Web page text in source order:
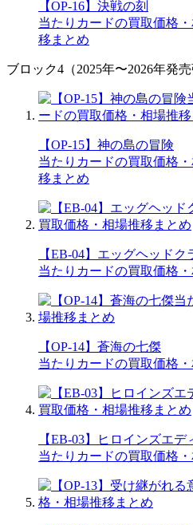
【OP-16】決戦の刻
当たりカードの買取価格
移まとめ
ブロック4（2025年〜2026年発売
【OP-15】神の島の冒険
当たりカードの買取価格
移まとめ
【EB-04】エッグヘッドク
当たりカードの買取価格
【OP-14】蒼海の七傑
当たりカードの買取価格
【EB-03】ヒロインズエデ
当たりカードの買取価格